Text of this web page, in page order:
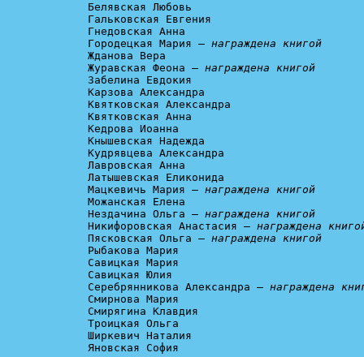
Белявская Любовь
Гальковская Евгения
Гнедовская Анна
Городецкая Мария – награждена книгой
Жданова Вера
Журавская Феона – награждена книгой
Забелина Евдокия
Карзова Александра
Квятковская Александра
Квятковская Анна
Кедрова Иоанна
Кнышевская Надежда
Кудрявцева Александра
Лавровская Анна
Латышевская Еликонида
Мацкевичь Мария – награждена книгой
Можанская Елена
Нездачина Ольга – награждена книгой
Никифоровская Анастасия – награждена
Пясковская Ольга – награждена книгой
Рыбакова Мария
Савицкая Мария
Савицкая Юлия
Серебрянникова Александра – награждена
Смирнова Мария
Смирягина Клавдия
Троицкая Ольга
Ширкевич Наталия
Яновская София